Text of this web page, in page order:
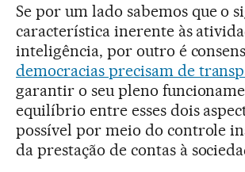
Se por um lado sabemos que o
característica inerente às
inteligência, por outro é
democracias precisam de
garantir o seu pleno
equilíbrio entre esses dois
possível por meio do controle
da prestação de contas à